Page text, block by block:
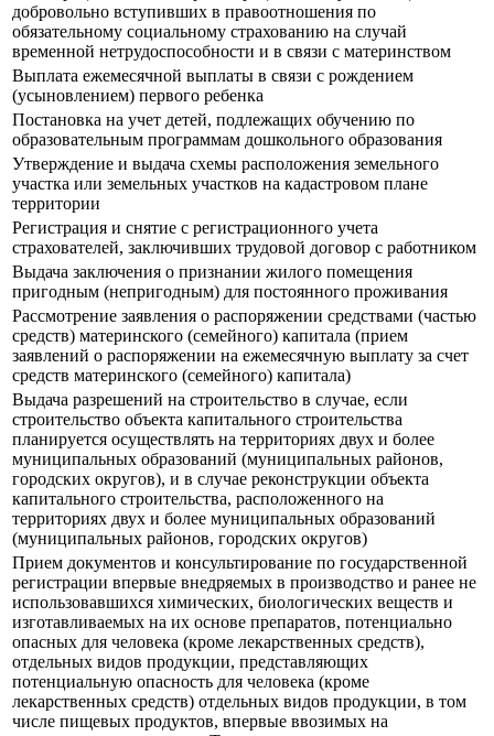
добровольно вступивших в правоотношения по
обязательному социальному страхованию на случай
временной нетрудоспособности и в связи с материнством
Выплата ежемесячной выплаты в связи с рождением
(усыновлением) первого ребенка
Постановка на учет детей, подлежащих обучению по
образовательным программам дошкольного образования
Утверждение и выдача схемы расположения земельного
участка или земельных участков на кадастровом плане
территории
Регистрация и снятие с регистрационного учета
страхователей, заключивших трудовой договор с работником
Выдача заключения о признании жилого помещения
пригодным (непригодным) для постоянного проживания
Рассмотрение заявления о распоряжении средствами (частью
средств) материнского (семейного) капитала (прием
заявлений о распоряжении на ежемесячную выплату за счет
средств материнского (семейного) капитала)
Выдача разрешений на строительство в случае, если
строительство объекта капитального строительства
планируется осуществлять на территориях двух и более
муниципальных образований (муниципальных районов,
городских округов), и в случае реконструкции объекта
капитального строительства, расположенного на
территориях двух и более муниципальных образований
(муниципальных районов, городских округов)
Прием документов и консультирование по государственной
регистрации впервые внедряемых в производство и ранее не
использовавшихся химических, биологических веществ и
изготавливаемых на их основе препаратов, потенциально
опасных для человека (кроме лекарственных средств),
отдельных видов продукции, представляющих
потенциальную опасность для человека (кроме
лекарственных средств) отдельных видов продукции, в том
числе пищевых продуктов, впервые ввозимых на